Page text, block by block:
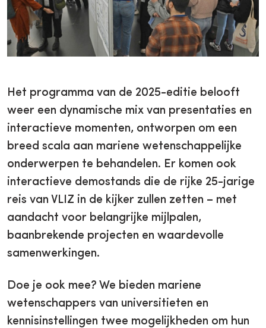
Het programma van de 2025-editie belooft
weer een dynamische mix van presentaties en
interactieve momenten, ontworpen om een
breed scala aan mariene wetenschappelijke
onderwerpen te behandelen. Er komen ook
interactieve demostands die de rijke 25-jarige
reis van VLIZ in de kijker zullen zetten – met
aandacht voor belangrijke mijlpalen,
baanbrekende projecten en waardevolle
samenwerkingen.
Doe je ook mee? We bieden mariene
wetenschappers van universitieten en
kennisinstellingen twee mogelijkheden om hun